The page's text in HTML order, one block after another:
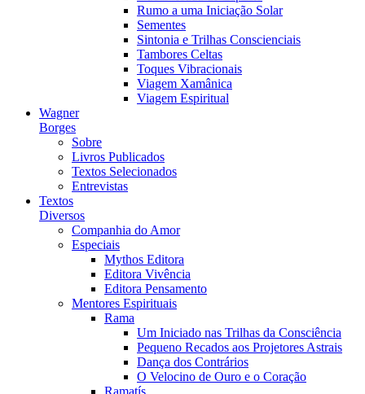
Rumo a uma Iniciação Solar
Sementes
Sintonia e Trilhas Conscienciais
Tambores Celtas
Toques Vibracionais
Viagem Xamânica
Viagem Espiritual
Wagner
Borges
Sobre
Livros Publicados
Textos Selecionados
Entrevistas
Textos
Diversos
Companhia do Amor
Especiais
Mythos Editora
Editora Vivência
Editora Pensamento
Mentores Espirituais
Rama
Um Iniciado nas Trilhas da Consciência
Pequeno Recados aos Projetores Astrais
Dança dos Contrários
O Velocino de Ouro e o Coração